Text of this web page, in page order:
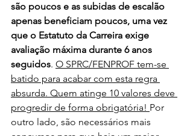
são poucos e as subidas de escalão
apenas beneficiam poucos, uma vez
que o Estatuto da Carreira exige
avaliação máxima durante 6 anos
seguidos. O SPRC/FENPROF tem-se
batido para acabar com esta regra
absurda. Quem atinge 10 valores deve
progredir de forma obrigatória! Por
outro lado, são necessários mais